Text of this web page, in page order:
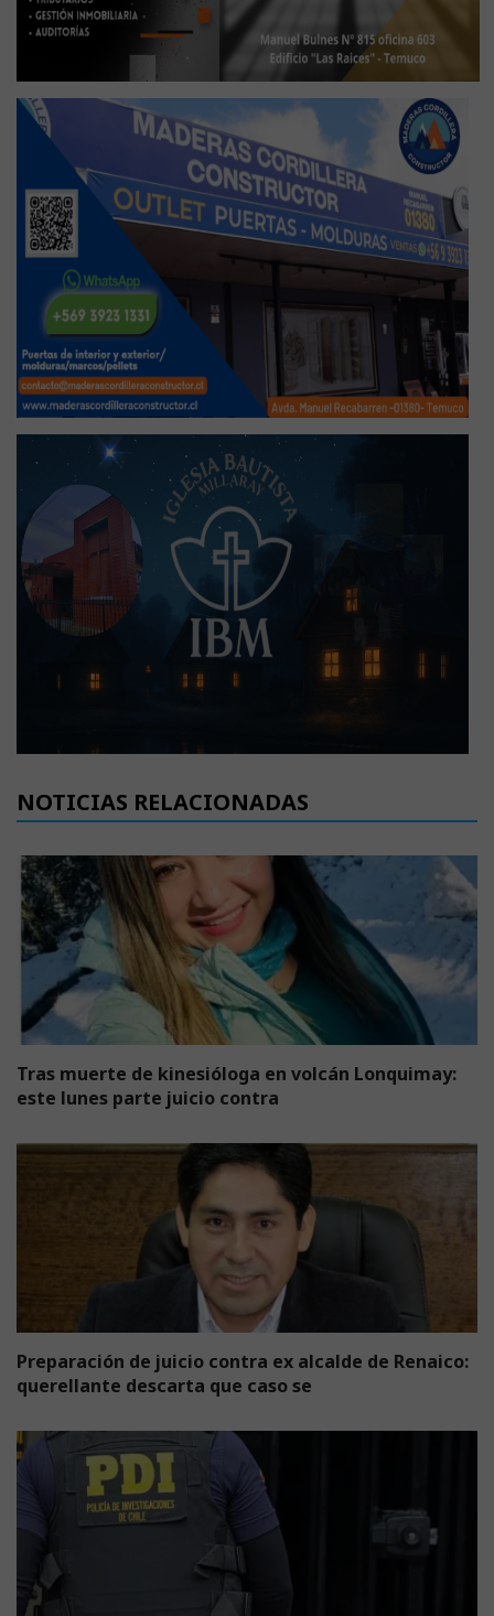
NOTICIAS RELACIONADAS
Tras muerte de kinesióloga en volcán Lonquimay:
este lunes parte juicio contra
Preparación de juicio contra ex alcalde de Renaico:
querellante descarta que caso se